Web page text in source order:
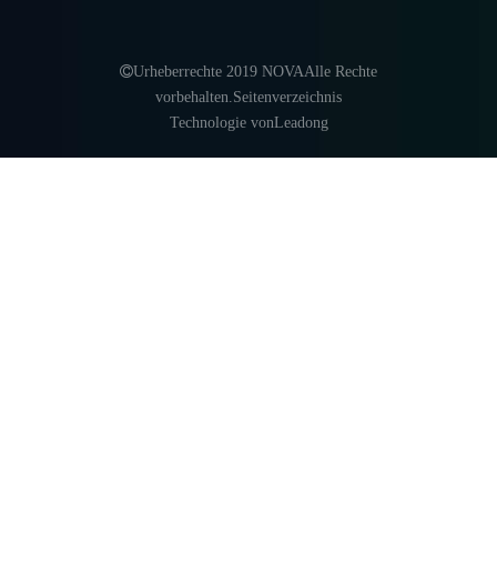
Urheberrechte 2019 NOVAAlle Rechte
vorbehalten. Seitenverzeichnis
Technologie vonLeadong